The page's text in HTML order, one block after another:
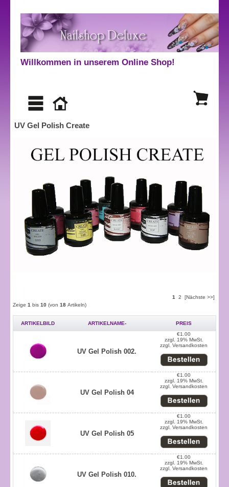
Willkommen in unserem Online Shop!
UV Gel Polish Create
Zeige 1 bis 10 (von 18 Artikeln)
1 2 [Nächste >>]
ARTIKELBILD ARTIKELNAME- PREIS
UV Gel Polish 002.
€1.00
zzgl. 19% MwSt.
zzgl. Versandkosten
UV Gel Polish 04
€1.00
zzgl. 19% MwSt.
zzgl. Versandkosten
UV Gel Polish 05
€1.00
zzgl. 19% MwSt.
zzgl. Versandkosten
UV Gel Polish 010.
€1.00
zzgl. 19% MwSt.
zzgl. Versandkosten